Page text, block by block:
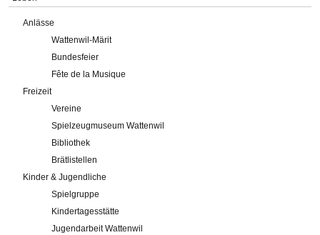
Anlässe
Wattenwil-Märit
Bundesfeier
Fête de la Musique
Freizeit
Vereine
Spielzeugmuseum Wattenwil
Bibliothek
Brätlistellen
Kinder & Jugendliche
Spielgruppe
Kindertagesstätte
Jugendarbeit Wattenwil